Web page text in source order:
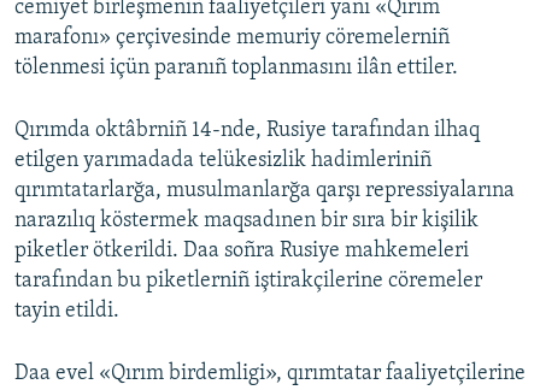
cemiyet birleşmeniñ faaliyetçileri yañı «Qırım
marafonı» çerçivesinde memuriy cöremelerniñ
tölenmesi içün paranıñ toplanmasını ilân ettiler.
Qırımda oktâbrniñ 14-nde, Rusiye tarafından ilhaq
etilgen yarımadada telükesizlik hadimleriniñ
qırımtatarlarğa, musulmanlarğa qarşı repressiyalarına
narazılıq köstermek maqsadınen bir sıra bir kişilik
piketler ötkerildi. Daa soñra Rusiye mahkemeleri
tarafından bu piketlerniñ iştirakçilerine cöremeler
tayin etildi.
Daa evel «Qırım birdemligi», qırımtatar faaliyetçilerine